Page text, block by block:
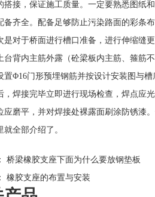
搭接，保证施工质量。一定要熟悉图纸
备齐全。配备足够防止污染路面的彩条
于桥面进行槽口准备，进行伸缩缝更
台背内主筋外露（砼梁板内主筋、箍筋
置Φ16门形预埋钢筋并按设计安装图与
接完毕立即进行现场检查，焊点应光
应磨平，并对焊接处裸露面刷涂防锈漆
就全部介绍了。
桥梁橡胶支座下面为什么要放钢垫板
橡胶支座的布置与安装